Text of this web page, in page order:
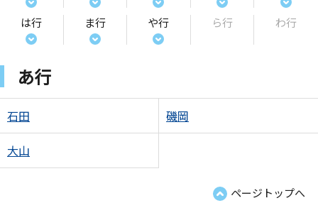
は行 ま行 や行 ら行 わ行
あ行
石田 磯岡
大山
ページトップへ